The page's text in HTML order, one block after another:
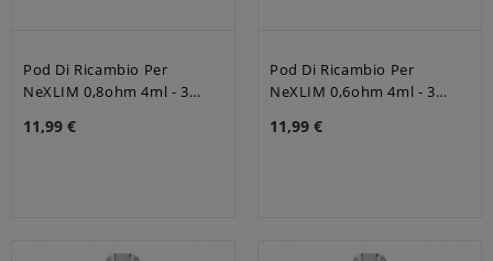
Pod Di Ricambio Per
NeXLIM 0,8ohm 4ml - 3
11,99 €
Pod Di Ricambio Per
NeXLIM 0,6ohm 4ml - 3
11,99 €